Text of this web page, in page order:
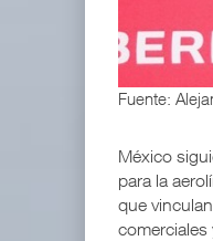
Fuente:
México
para la
que
comerciales